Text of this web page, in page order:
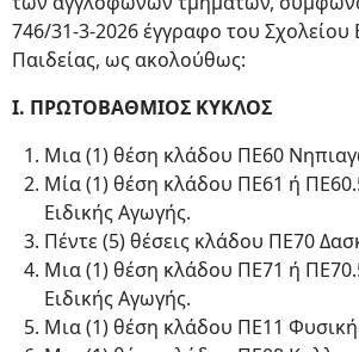
746/31-3-2026 έγγραφο του
Παιδείας, ως ακολούθως:
Ι. ΠΡΩΤΟΒΑΘΜΙΟΣ ΚΥΚΛΟΣ
Μια (1) θέση κλάδου ΠΕ60
Μία (1) θέση κλάδου ΠΕ61 ή
Ειδικής Αγωγής.
Πέντε (5) θέσεις κλάδου ΠΕ70
Μια (1) θέση κλάδου ΠΕ71 ή
Ειδικής Αγωγής.
Μια (1) θέση κλάδου ΠΕ11